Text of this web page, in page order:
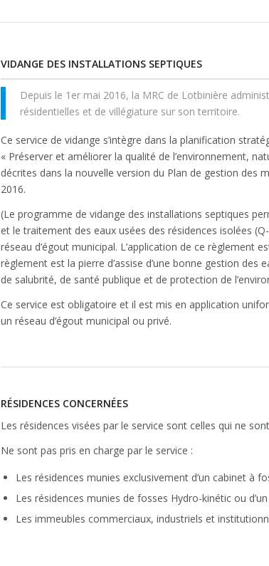
VIDANGE DES INSTALLATIONS SEPTIQUES
Depuis le 1er mai 2016, la MRC de Lotbinière
résidentielles et de villégiature sur son territoire.
Ce service de vidange s’intègre dans la planification
« Préserver et améliorer la qualité de l’environnement,
décrites dans la nouvelle version du Plan de gestion des
2016.
(Le programme de vidange des installations septiques
et le traitement des eaux usées des résidences isolées
réseau d’égout municipal. L’application de ce règlement
règlement est la pierre d’assise d’une bonne gestion des
de salubrité, de santé publique et de protection de
Ce service est obligatoire et il est mis en application
un réseau d’égout municipal ou privé.
RÉSIDENCES CONCERNÉES
Les résidences visées par le service sont celles qui ne sont
Ne sont pas pris en charge par le service :
Les résidences munies exclusivement d’un cabinet à
Les résidences munies de fosses Hydro-kinétic ou
Les immeubles commerciaux, industriels et